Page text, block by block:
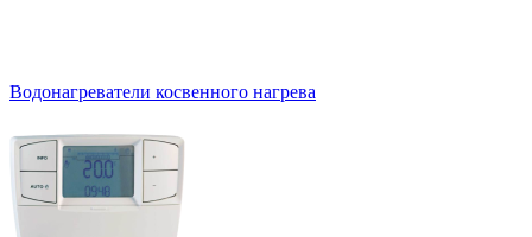
Водонагреватели косвенного нагрева